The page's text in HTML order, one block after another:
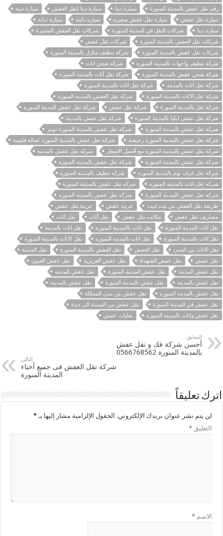
رقم نقل عفش بالمدينة المنورة
سيارة دينا سيارة دينا لنقل العفش
سيارة دينة
سيارة نقل عفش
سيارة نقل عفش صغيرة سياره داينه
سياره ديانه
سياره دينا
شركات النقل في المدينة المنورة
شركات نقل العفش المتميزة
شركات نقل العفش بالمدينة المنورة
شركات نقل عفش
شركات نقل عفش بالمدينة المنورة
شركة تنظيف منازل بالمدينة المنورة
شركة تنظيف واجهات بالمدينة المنورة
شركة شحن اثاث
شركة شحن عفش بالمدينة المنورة
شركة نقل أثاث بالمدينة المنورة
شركة نقل اثاث بالمدينة
شركة نقل اثاث بالمدينة المنورة
شركة نقل الاثاث بالمدينة المنورة
شركة نقل العفش بالمدينة المنورة
شركة نقل بالمدينة المنورة
شركة نقل عفش
شركة نقل عفش المدينة المنورة
شركة نقل عفش ايكيا بالمدينة المنورة
شركة نقل عفش بالمدينة
شركة نقل عفش بالمدينة المنورة
شركة نقل عفش بالمدينة المنورة تويتر
شركة نقل عفش بالمدينة المنورة رخيصة
شركة نقل عفش بالمدينة المنورة عمالة فلبينية
شركة نقل عفش بالمدينة المنورة مع أفضل الاسعار
شركة نقل عفش بالمدينه
شركة نقل عفش بالمدينه المنورة
شركة نقل عفش بالمدينه المنوره
شركة نقل غرف نوم بالمدينة المنورة
شركه تنظيف بالمدينه المنوره
شركه نقل اثاث بالمدينه المنوره
شركه نقل عفش بالمدينة المنورة
شركه نقل عفش بالمدينه المنورة
شركه نقل عفش بالمدينه المنوره
طريقة نقل العفش من بيت لبيت
عربية عفش
عربية نقل عفش
مصاريف نقل عفش
مكاتب نقل عفش نقل أثاث
نقل اثاث
نقل اثاث المدينة المنورة
نقل اثاث باالمدينة المنورة
نقل اثاث بالمدينة
نقل اثاث بالمدينة المنورة
نقل اثاث بالمدينه المنوره
نقل الاثاث بالمدينة المنورة
نقل الاثاث بين المدن
نقل العفش نقل العفش بالمدينة المنورة
نقل المدينة
نقل عفش
نقل عفش الشهداء نقل عفش العزيزية
نقل عفش العيون
نقل عفش المدينة
نقل عفش المدينة المنورة
نقل عفش المدينه
نقل عفش بالمدينة
نقل عفش بالمدينة المنورة
نقل عفش بالمدينه
نقل عفش بالمدينه المنوره
نقل عفش بين مدن المملكة
نقل عفش في المدينة المنورة
نقل عفش من المدينة الى جدة
نقل عفش واثاث بالمدينة المنوره
نقليات عفش
السابق
أحسن شركة فك و نقل عفش
بالمدينة المنورة 0566768562
التالى
شركة نقل العفش فى جميع أحياء
المدينة المنورة
اترك تعليقاً
لن يتم نشر عنوان بريدك الإلكتروني. الحقول الإلزامية مشار إليها بـ*
التعليق*
الاسم*